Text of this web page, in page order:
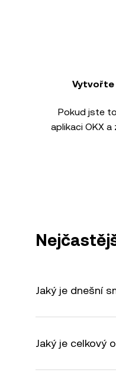
Vytvořte
Pokud jste
aplikaci OKX
Jaký je dnešní
Jaký je celkový